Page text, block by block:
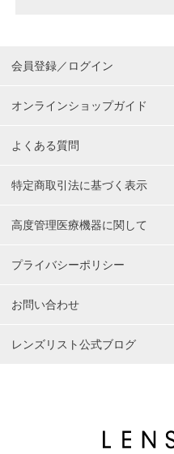
会員登録／ログイン
オンラインショップガイド
よくある質問
特定商取引法に基づく表示
高度管理医療機器に関して
プライバシーポリシー
お問い合わせ
レンズリスト公式ブログ